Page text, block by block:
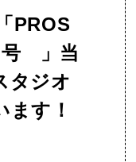
PROS
号 」当
タジオ
ます！